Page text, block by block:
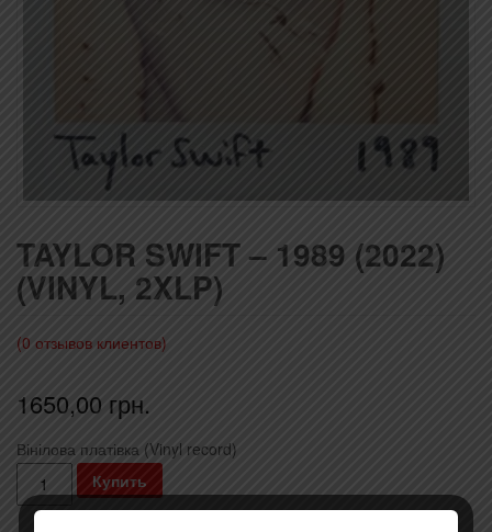
TAYLOR SWIFT – 1989 (2022)
(VINYL, 2XLP)
(0 отзывов клиентов)
1650,00 грн.
Вінілова платівка (Vinyl record)
Количество
Taylor
Купить